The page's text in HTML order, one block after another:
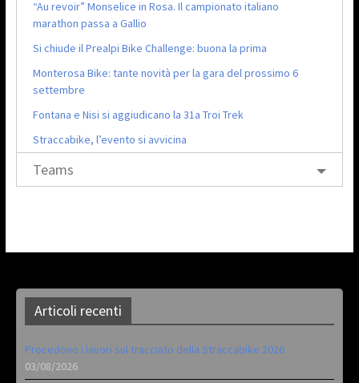
“Au revoir” Monselice in Rosa. Il campionato italiano
marathon passa a Gallio
Si chiude il Prealpi Bike Challenge: buona la prima
Monterosa Bike: tante novità per la gara del prossimo 6
settembre
Fontana e Nisi si aggiudicano la 31a Troi Trek
Straccabike, l’evento si avvicina
Teams
Articoli recenti
Procedono i lavori sul tracciato della Straccabike 2026
03/08/2026